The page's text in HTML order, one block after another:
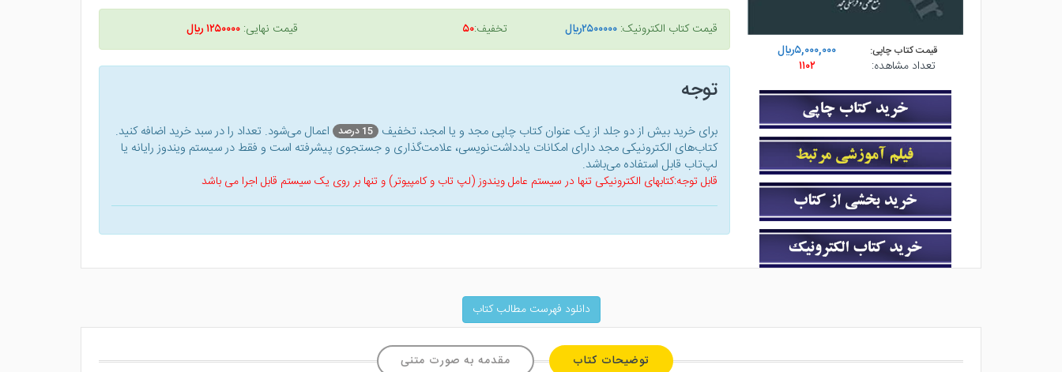
قیمت کتاب چاپی:
۵,۰۰۰,۰۰۰ريال
تعداد مشاهده:
۱۱۰۲
قیمت کتاب الکترونیک:۲۵۰۰۰۰۰ريال تخفیف:۵۰ قیمت نهایی:۱۲۵۰۰۰۰ ريال
توجه
برای خرید بیش از دو جلد از یک عنوان کتاب‌ چاپی مجد و یا امجد، تخفیف 15 درصد
اعمال می‌شود. تعداد را در سبد خرید اضافه کنید.
کتاب‌های الکترونیکی مجد دارای امکانات یادداشت‌نویسی، علامت‌گذاری و جستجوی پیشرفته است و فقط در سیستم ویندوز رایانه یا
لپ‌تاب قابل استفاده می‌باشد.
قابل توجه:کتابهای الکترونیکی تنها در سیستم عامل ویندوز (لپ تاب و کامپیوتر) و تنها بر روی یک سیستم قابل اجرا می باشد
دانلود فهرست مطالب کتاب
توضیحات کتاب مقدمه به صورت متنی